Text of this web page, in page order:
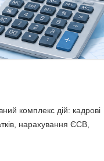
комплекс дій: кадрові
нарахування ЄСВ,